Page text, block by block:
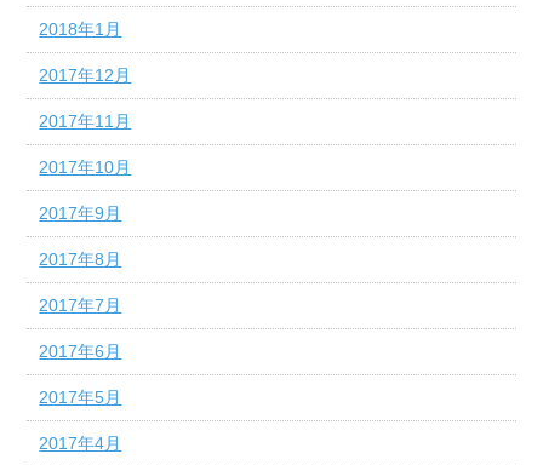
2018年1月
2017年12月
2017年11月
2017年10月
2017年9月
2017年8月
2017年7月
2017年6月
2017年5月
2017年4月